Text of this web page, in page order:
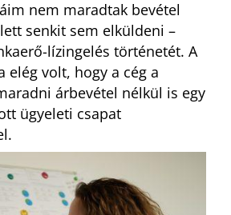
nem maradtak bevétel
senkit sem elküldeni –
lízingelés történetét. A
elég volt, hogy a cég a
árbevétel nélkül is egy
ügyeleti csapat